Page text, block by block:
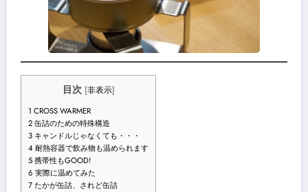
目次 [非表示]
1 CROSS WARMER
2缶詰のための特殊構造
3 キャンドルじゃなくても・・・
4耐熱容器で飲み物も温められます
5携帯性もGOOD!
6 実際に温めてみた
7たかが缶詰、されど缶詰